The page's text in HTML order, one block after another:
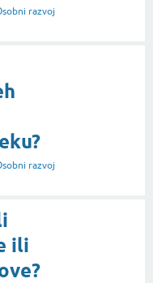
razvoj
razvoj
ili